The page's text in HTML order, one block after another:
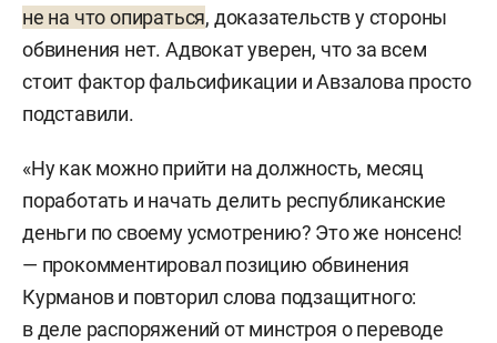
не на что опираться, доказательств у стороны
обвинения нет. Адвокат уверен, что за всем
стоит фактор фальсификации и Авзалова просто
подставили.
«Ну как можно прийти на должность, месяц
поработать и начать делить республиканские
деньги по своему усмотрению? Это же нонсенс!
— прокомментировал позицию обвинения
Курманов и повторил слова подзащитного:
в деле распоряжений от минстроя о переводе